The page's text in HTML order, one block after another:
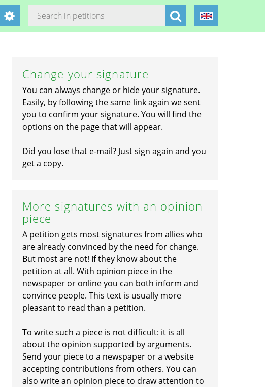
Change your signature
You can always change or hide your signature.
Easily, by following the same link again we sent
you to confirm your signature. You will find the
options on the page that will appear.
Did you lose that e-mail? Just sign again and you
get a copy.
More signatures with an opinion
piece
A petition gets most signatures from allies who
are already convinced by the need for change.
But most are not! If they know about the
petition at all. With opinion piece in the
newspaper or online you can both inform and
convince people. This text is usually more
pleasant to read than a petition.
To write such a piece is not difficult: it is all
about the opinion supported by arguments.
Send your piece to a newspaper or a website
accepting contributions from others. You can
also write an opinion piece to draw attention to